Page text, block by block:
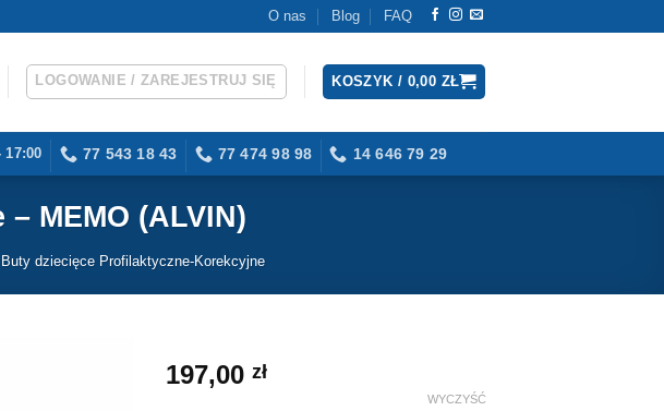
O nas Blog FAQ
LOGOWANIE / ZAREJESTRUJ SIĘ KOSZYK / 0,00 ZŁ
17:00 77 543 18 43 77 474 98 98 14 646 79 29
MEMO (ALVIN)
Buty dziecięce Profilaktyczne-Korekcyjne
197,00zł
WYCZYŚĆ